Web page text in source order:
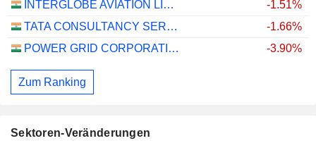
INTERGLOBE AVIATION LIMITED
-1.51%
TATA CONSULTANCY SERVICES LTD.
-1.66%
POWER GRID CORPORATION OF INDIA LIMITED
-3.90%
Zum Ranking
Sektoren-Veränderungen